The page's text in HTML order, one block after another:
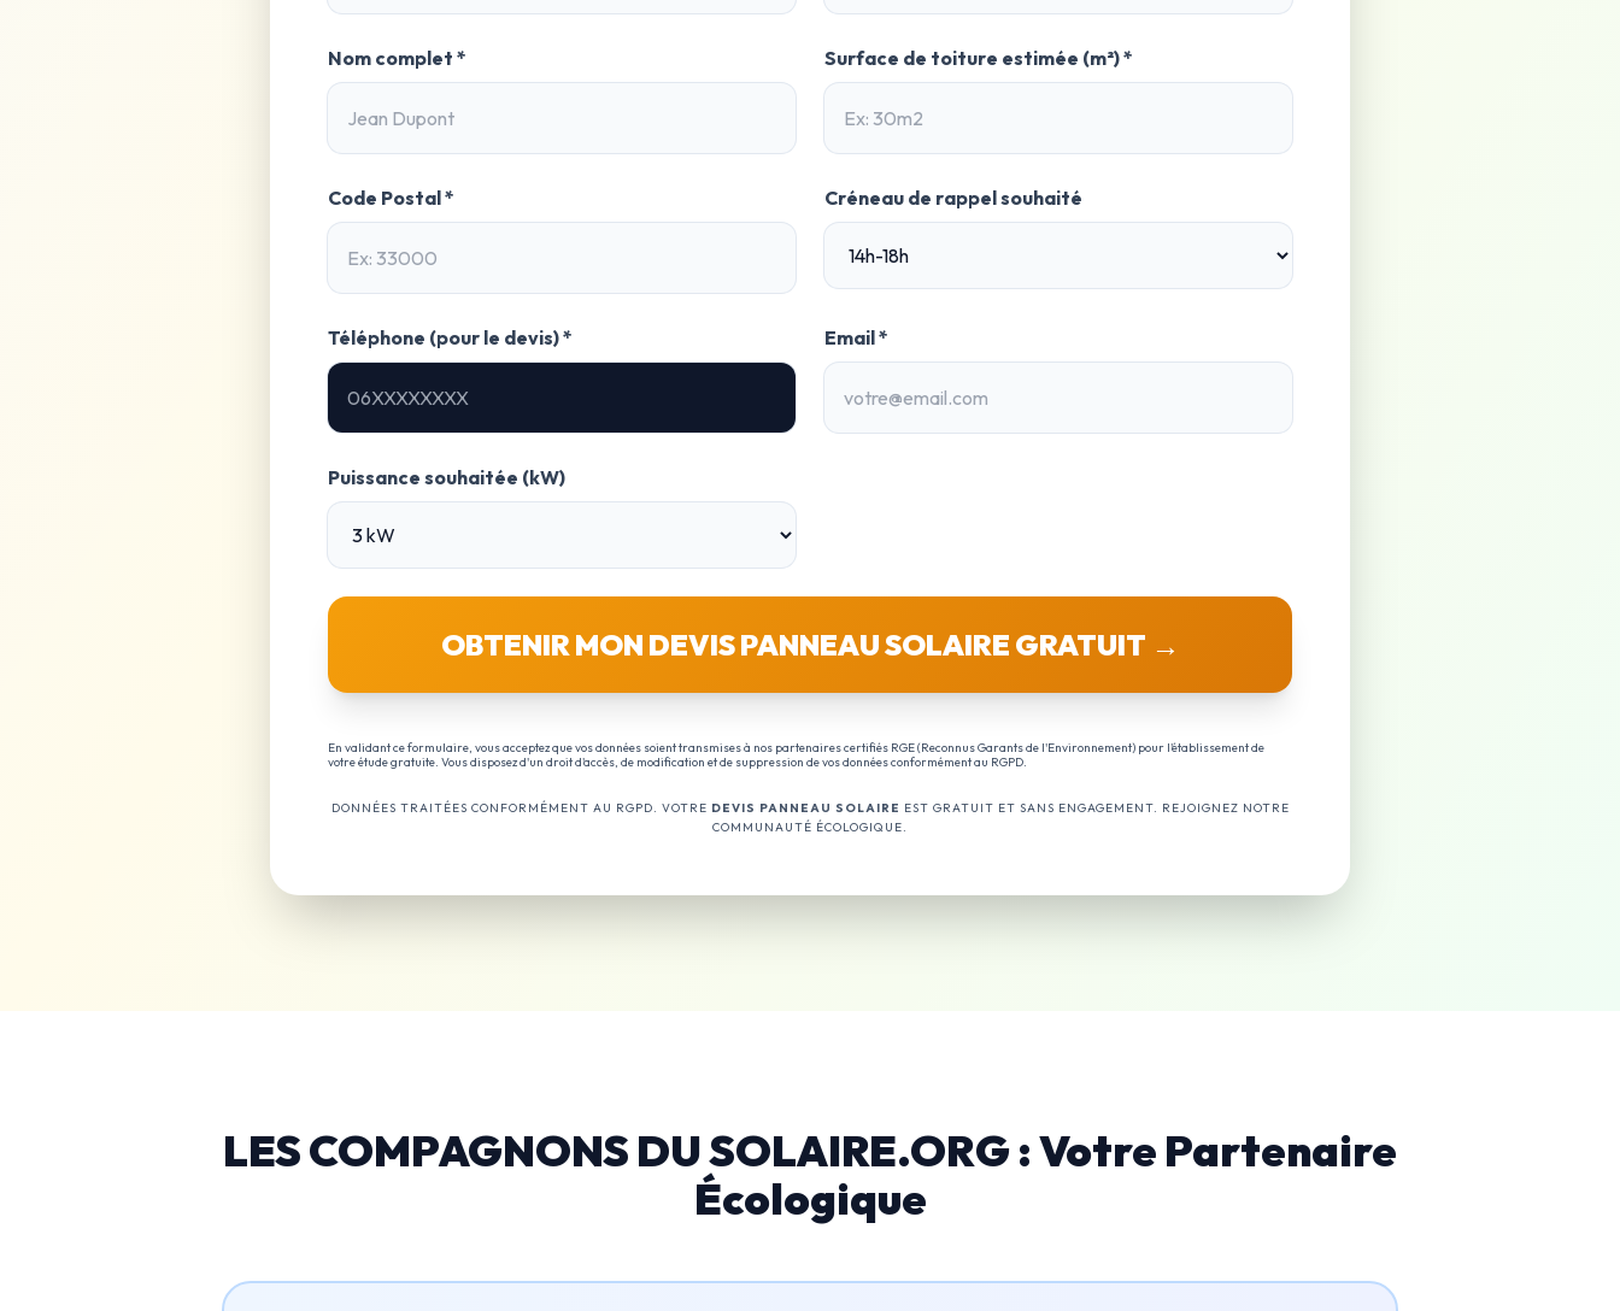
Nom complet * Surface de toiture estimée (m²) *
Code Postal * Créneau de rappel souhaité
Téléphone (pour le devis) * Email *
Puissance souhaitée (kW)
OBTENIR MON DEVIS PANNEAU SOLAIRE GRATUIT →
En validant ce formulaire, vous acceptez que vos données soient transmises à nos partenaires certifiés RGE (Reconnus Garants de l'Environnement) pour l'établissement de
votre étude gratuite. Vous disposez d'un droit d'accès, de modification et de suppression de vos données conformément au RGPD.
DONNÉES TRAITÉES CONFORMÉMENT AU RGPD. VOTRE DEVIS PANNEAU SOLAIRE EST GRATUIT ET SANS ENGAGEMENT. REJOIGNEZ NOTRE
COMMUNAUTÉ ÉCOLOGIQUE.
LES COMPAGNONS DU SOLAIRE.ORG : Votre Partenaire
Écologique